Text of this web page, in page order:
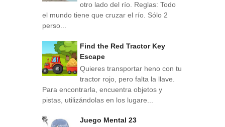
otro lado del río. Reglas: Todo
el mundo tiene que cruzar el río. Sólo 2
perso...
Find the Red Tractor Key
Escape
Quieres transportar heno con tu
tractor rojo, pero falta la llave.
Para encontrarla, encuentra objetos y
pistas, utilizándolas en los lugare...
Juego Mental 23